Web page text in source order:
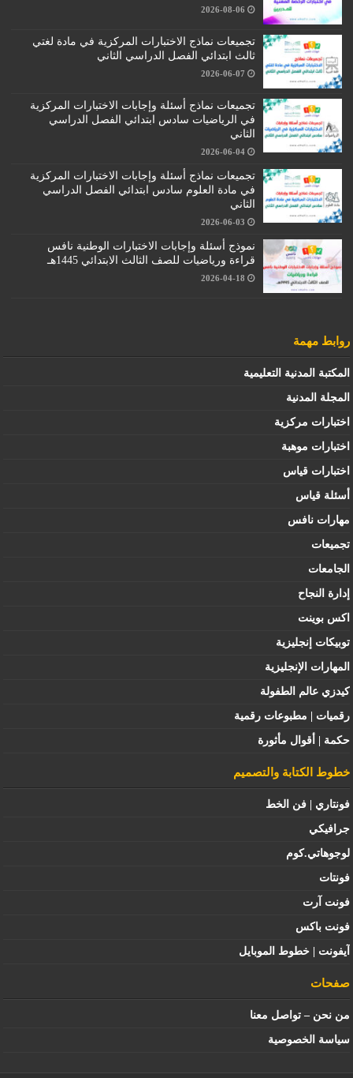
2026-08-06
تجميعات نماذج الاختبارات المركزية في مادة لغتي
ثالث ابتدائي الفصل الدراسي الثاني
2026-06-07
تجميعات نماذج أسئلة وإجابات الاختبارات المركزية
في الرياضيات سادس ابتدائي الفصل الدراسي
الثاني
2026-06-04
تجميعات نماذج أسئلة وإجابات الاختبارات المركزية
في مادة العلوم سادس ابتدائي الفصل الدراسي
الثاني
2026-06-03
نموذج أسئلة وإجابات الاختبارات الوطنية نافس
قراءة ورياضيات للصف الثالث الابتدائي 1445هـ
2026-04-18
روابط مهمة
المكتبة المدنية التعليمية
المجلة المدنية
اختبارات مركزية
اختبارات موهبة
اختبارات قياس
أسئلة قياس
مهارات نافس
تجميعات
الجامعات
إدارة النجاح
اكس بوينت
توبيكات إنجليزية
المهارات الإنجليزية
كيدزي عالم الطفولة
رقميات | مطبوعات رقمية
حكمة | أقوال مأثورة
خطوط الكتابة والتصميم
فونتاري | فن الخط
جرافيكي
لوجوهاتي.كوم
فونتات
فونت آرت
فونت باكس
آيفونت | خطوط الموبايل
صفحات
من نحن – تواصل معنا
سياسة الخصوصية